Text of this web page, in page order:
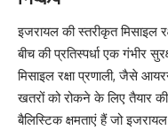
इजरायल की स्तरीकृत मिसाइल
बीच की प्रतिस्पर्धा एक गंभीर
मिसाइल रक्षा प्रणाली, जैसे
खतरों को रोकने के लिए तैयार
बैलिस्टिक क्षमताएं हैं जो